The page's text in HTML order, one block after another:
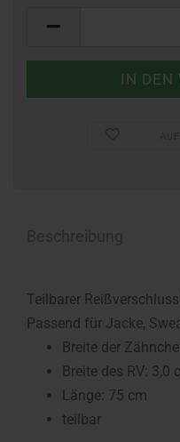
Teilbarer
Passend für Jacke,
Breite der
Breite des RV: 3,0
Länge: 75 cm
teilbar